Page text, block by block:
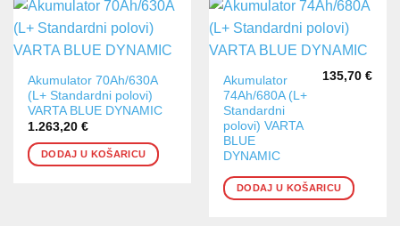
Akumulator 70Ah/630A
(L+ Standardni polovi)
VARTA BLUE DYNAMIC
1.263,20€
DODAJ U KOŠARICU
Akumulator
74Ah/680A (L+
Standardni
polovi) VARTA
BLUE
DYNAMIC
135,70 €
DODAJ U KOŠARICU